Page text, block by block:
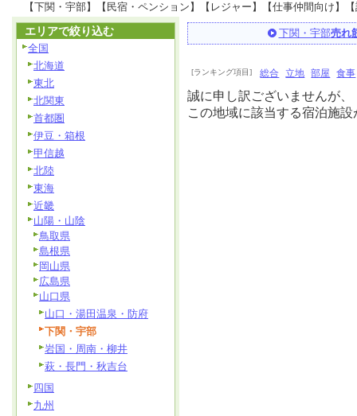
【下関・宇部】【民宿・ペンション】【レジャー】【仕事仲間向け】
下関・宇部売れ
[ランキング項目] 総合 立地 部屋 食事
誠に申し訳ございませんが、
この地域に該当する宿泊施
エリアで絞り込む
全国
北海道
東北
北関東
首都圏
伊豆・箱根
甲信越
北陸
東海
近畿
山陽・山陰
鳥取県
島根県
岡山県
広島県
山口県
山口・湯田温泉・防府
下関・宇部
岩国・周南・柳井
萩・長門・秋吉台
四国
九州